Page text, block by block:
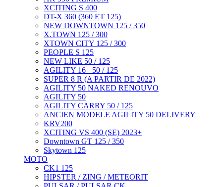
XCITING S 400
DT-X 360 (360 ET 125)
NEW DOWNTOWN 125 / 350
X.TOWN 125 / 300
XTOWN CITY 125 / 300
PEOPLE S 125
NEW LIKE 50 / 125
AGILITY 16+ 50 / 125
SUPER 8 R (A PARTIR DE 2022)
AGILITY 50 NAKED RENOUVO
AGILITY 50
AGILITY CARRY 50 / 125
ANCIEN MODELE AGILITY 50 DELIVERY
KRV200
XCITING VS 400 (SE) 2023+
Downtown GT 125 / 350
Skytown 125
MOTO
CK1 125
HIPSTER / ZING / METEORIT